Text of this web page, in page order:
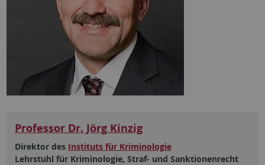
Professor Dr. Jörg Kinzig
Direktor des Instituts für Kriminologie
Lehrstuhl für Kriminologie, Straf- und Sanktionenrecht